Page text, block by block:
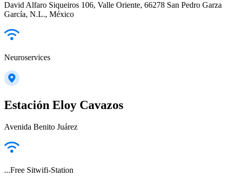
David Alfaro Siqueiros 106, Valle Oriente, 66278 San Pedro Garza
García, N.L., México
Neuroservices
Estación Eloy Cavazos
Avenida Benito Juárez
...Free Sitwifi-Station